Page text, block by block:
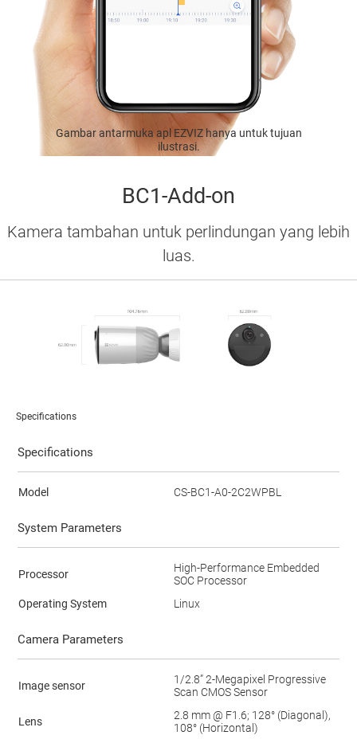
Gambar antarmuka apl EZVIZ hanya untuk tujuan
ilustrasi.
BC1-Add-on
Kamera tambahan untuk perlindungan yang lebih
luas.
Specifications
Specifications
Model CS-BC1-A0-2C2WPBL
System Parameters
Processor
High-Performance Embedded
SOC Processor
Operating System
Linux
Camera Parameters
Image sensor
1/2.8” 2-Megapixel Progressive
Scan CMOS Sensor
Lens
2.8 mm @ F1.6; 128° (Diagonal),
108° (Horizontal)